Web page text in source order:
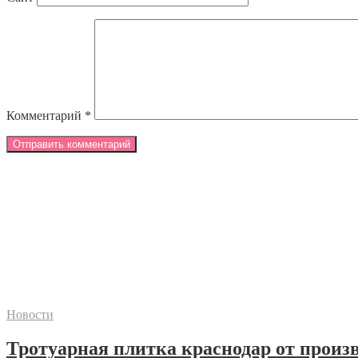
Комментарий *
Новости
Тротуарная плитка краснодар от